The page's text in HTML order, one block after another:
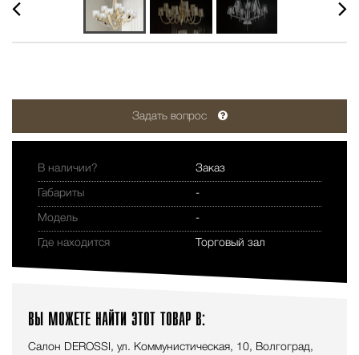
Задать вопрос
В наличии? Заказ
Габариты -
Модель -
Где находится Торговый зал
ВЫ МОЖЕТЕ НАЙТИ ЭТОТ ТОВАР В:
Салон DEROSSI, ул. Коммунистическая, 10, Волгоград,